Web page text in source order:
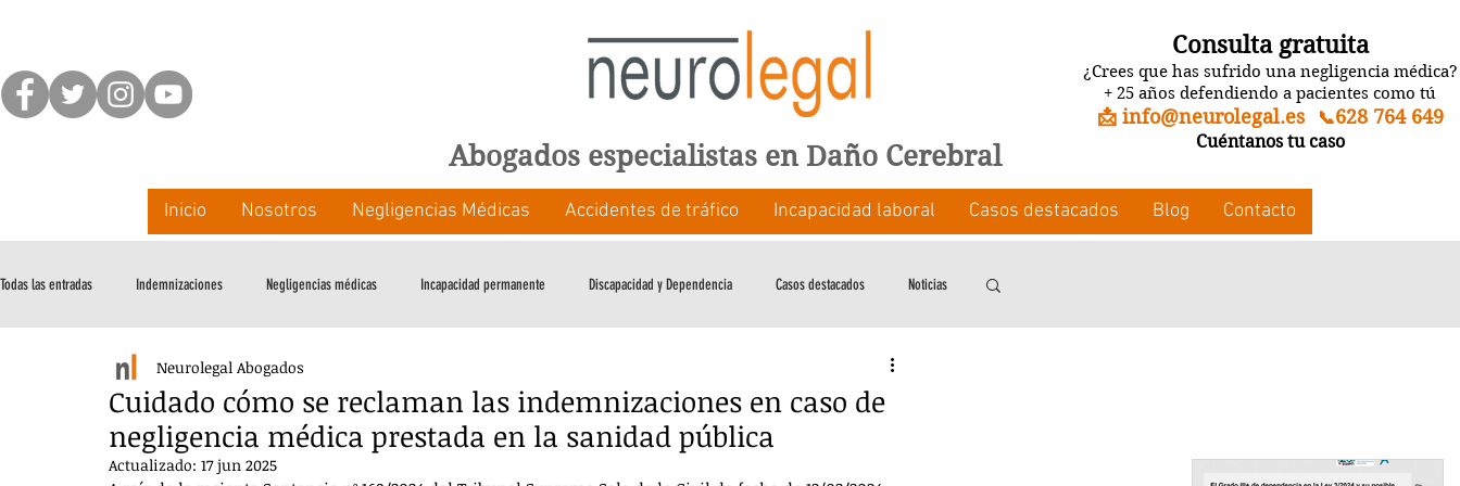
Abogados especialistas en Daño Cerebral
Consulta gratuita
¿Crees que has sufrido una negligencia médica?
+ 25 años defendiendo a pacientes como tú
📩 info@neurolegal.es 📞628 764 649
Cuéntanos tu caso
Inicio Nosotros Negligencias Médicas Accidentes de tráfico Incapacidad laboral Casos destacados Blog Contacto
Todas las entradas Indemnizaciones Negligencias médicas Incapacidad permanente Discapacidad y Dependencia Casos destacados Noticias
Medidas de Apoyo
Cuidado cómo se reclaman las indemnizaciones en caso de
negligencia médica prestada en la sanidad pública
Neurolegal Abogados
Actualizado: 17 jun 2025